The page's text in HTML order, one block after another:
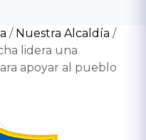
/ Nuestra Alcaldía /
lidera una
apoyar al pueblo